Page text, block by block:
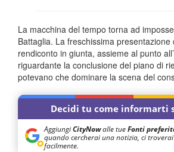
La macchina del tempo torna ad
Battaglia. La freschissima presentazione
rendiconto in giunta, assieme al punto
riguardante la conclusione del piano di
potevano che dominare la scena del
Decidi tu come informarti
AggiungiCityNowalle tueFonti
quando cercherai una notizia, ci
facilmente.